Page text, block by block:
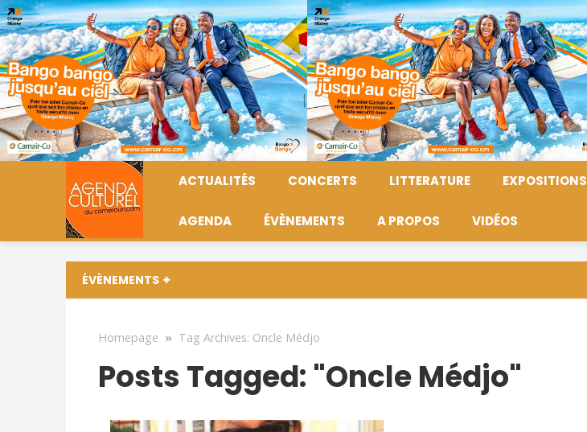
ACTUALITÉS CONCERTS LITTERATURE EXPOSITIONS
AGENDA ÉVÈNEMENTS A PROPOS VIDÉOS
ÉVÈNEMENTS
Homepage » Tag Archives: Oncle Médjo
Posts Tagged: "Oncle Médjo"